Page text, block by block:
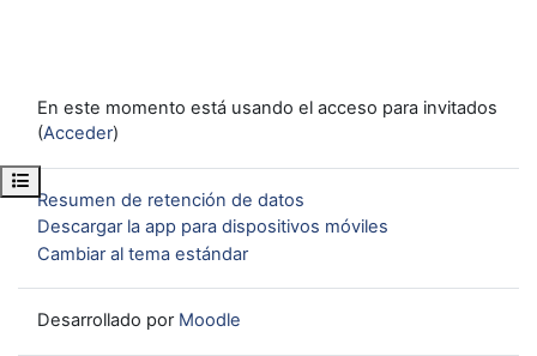
Abrir índice del curso
En este momento está usando el acceso para invitados
(Acceder)
Resumen de retención de datos
Descargar la app para dispositivos móviles
Cambiar al tema estándar
Desarrollado por Moodle